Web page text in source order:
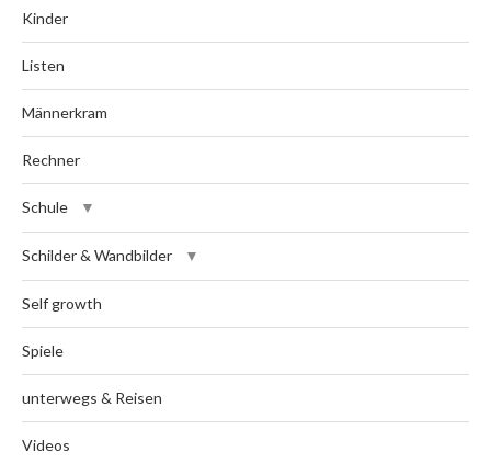
Kinder
Listen
Männerkram
Rechner
Schule
Schilder & Wandbilder
Self growth
Spiele
unterwegs & Reisen
Videos